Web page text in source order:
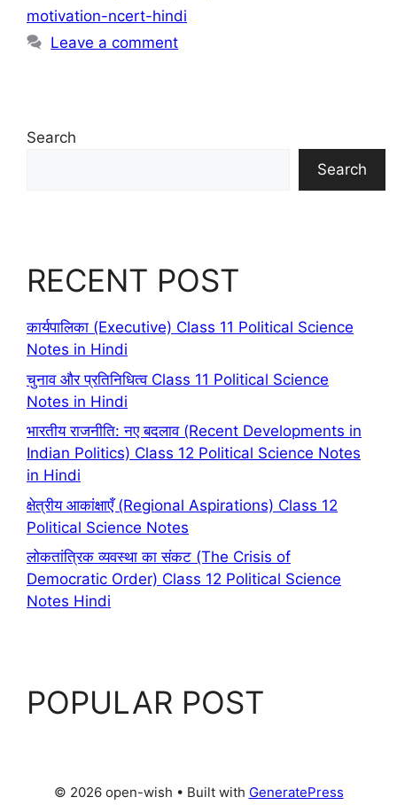
motivation-ncert-hindi
Leave a comment
Search
Search
RECENT POST
कार्यपालिका (Executive) Class 11 Political Science
Notes in Hindi
चुनाव और प्रतिनिधित्व Class 11 Political Science
Notes in Hindi
भारतीय राजनीति: नए बदलाव (Recent Developments in
Indian Politics) Class 12 Political Science Notes
in Hindi
क्षेत्रीय आकांक्षाएँ (Regional Aspirations) Class 12
Political Science Notes
लोकतांत्रिक व्यवस्था का संकट (The Crisis of
Democratic Order) Class 12 Political Science
Notes Hindi
POPULAR POST
© 2026 open-wish • Built with GeneratePress